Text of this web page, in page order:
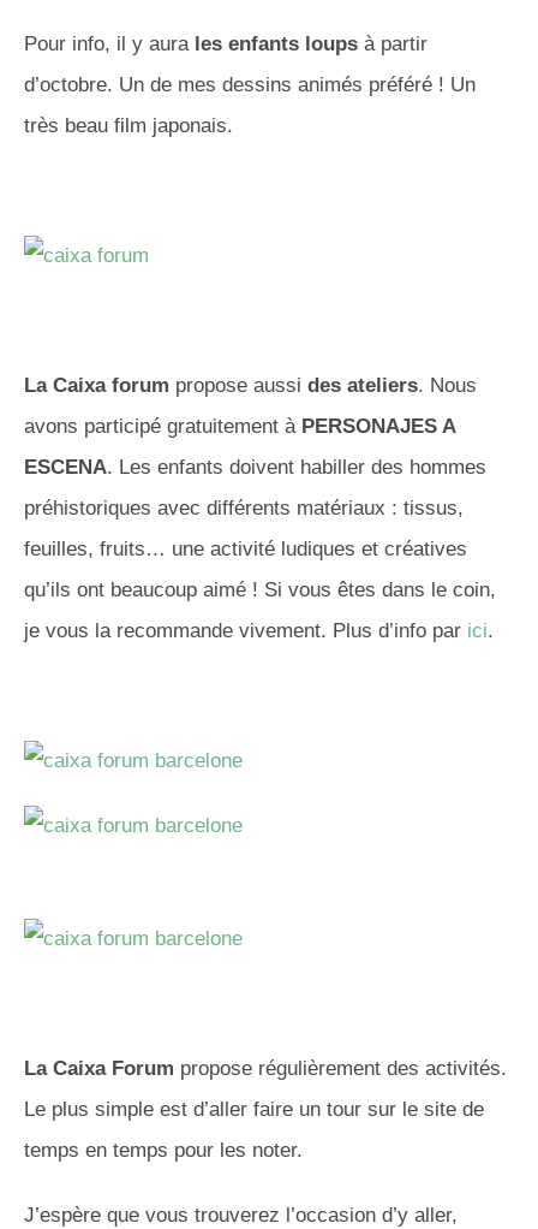
Pour info, il y aurales enfants loups à partir
d’octobre. Un de mes dessins animés préféré ! Un
très beau film japonais.
La Caixa forum propose aussi des ateliers. Nous
avons participé gratuitement à PERSONAJES A
ESCENA. Les enfants doivent habiller des hommes
préhistoriques avec différents matériaux : tissus,
feuilles, fruits… une activité ludiques et créatives
qu’ils ont beaucoup aimé ! Si vous êtes dans le coin,
je vous la recommande vivement. Plus d’info par ici.
La Caixa Forum propose régulièrement des activités.
Le plus simple est d’aller faire un tour sur le site de
temps en temps pour les noter.
J’espère que vous trouverez l’occasion d’y aller,